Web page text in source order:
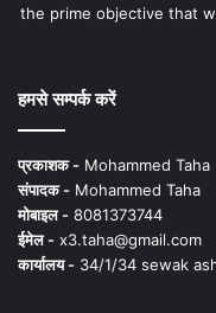
the prime objective that
हमसे सम्पर्क करें
प्रकाशक - Mohammed Taha
संपादक - Mohammed Taha
मोबाइल - 8081373744
ईमेल - x3.taha@gmail.com
कार्यालय - 34/1/34 sewak